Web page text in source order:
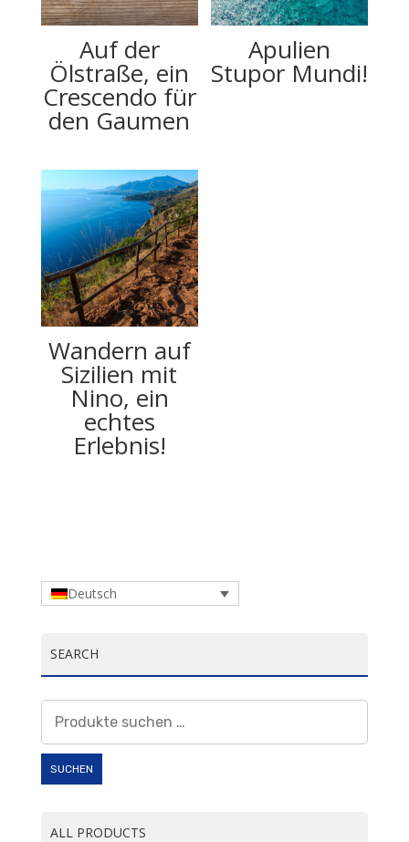
Auf der
Ölstraße, ein
Crescendo für
den Gaumen
Apulien
Stupor Mundi!
Wandern auf
Sizilien mit
Nino, ein
echtes
Erlebnis!
Deutsch
SEARCH
nach:
SUCHEN
ALL PRODUCTS